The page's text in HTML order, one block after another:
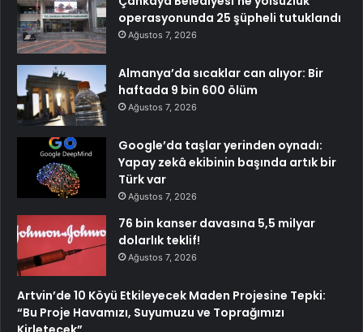
operasyonunda 25 şüpheli tutuklandı
Ağustos 7, 2026
Almanya’da sıcaklar can alıyor: Bir
haftada 9 bin 600 ölüm
Ağustos 7, 2026
Google’da taşlar yerinden oynadı:
Yapay zekâ ekibinin başında artık bir
Türk var
Ağustos 7, 2026
76 bin kanser davasına 5,5 milyar
dolarlık teklif!
Ağustos 7, 2026
Artvin’de 10 Köyü Etkileyecek Maden Projesine Tepki:
“Bu Proje Havamızı, Suyumuzu ve Toprağımızı